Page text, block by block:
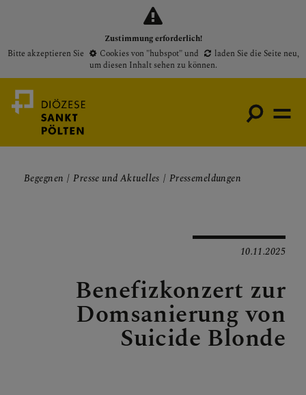
Zustimmung erforderlich!
Bitte akzeptieren Sie
Cookies von "hubspot"und laden Sie die Seite neu,
um diesen Inhalt sehen zu können.
Begegnen Presse und Aktuelles Pressemeldungen
10.11.2025
Benefizkonzert zur
Domsanierung von
Suicide Blonde